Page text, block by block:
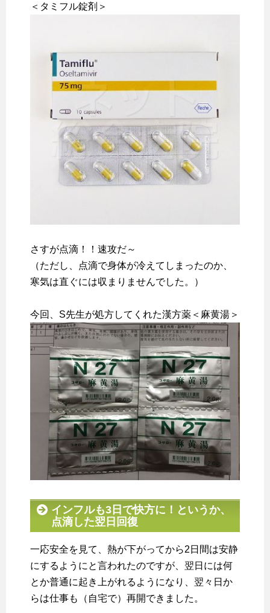
＜タミフル錠剤＞
さすが点滴！！速攻だ～
（ただし、点滴で身体が冷えてしまったのか、
寒気は直ぐには収まりませんでした。）
今回、S先生が処方してくれた漢方薬＜麻黄湯＞
インフルも3日で快方に！というか、
点滴した翌日回復
一応安全を見て、熱が下がってから2日間は安静
にするようにと言われたのですが、翌日には何
とか普通に起き上がれるようになり、翌々日か
らは仕事も（自宅で）再開できました。